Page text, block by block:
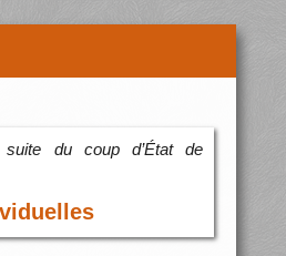
du coup d’État de